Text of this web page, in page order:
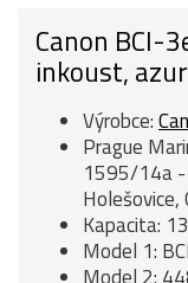
Canon BCI-
inkoust,
Výrobce:
Prague
1595/14a -
Holešovice,
Kapacita:
Model 1:
Model 2: